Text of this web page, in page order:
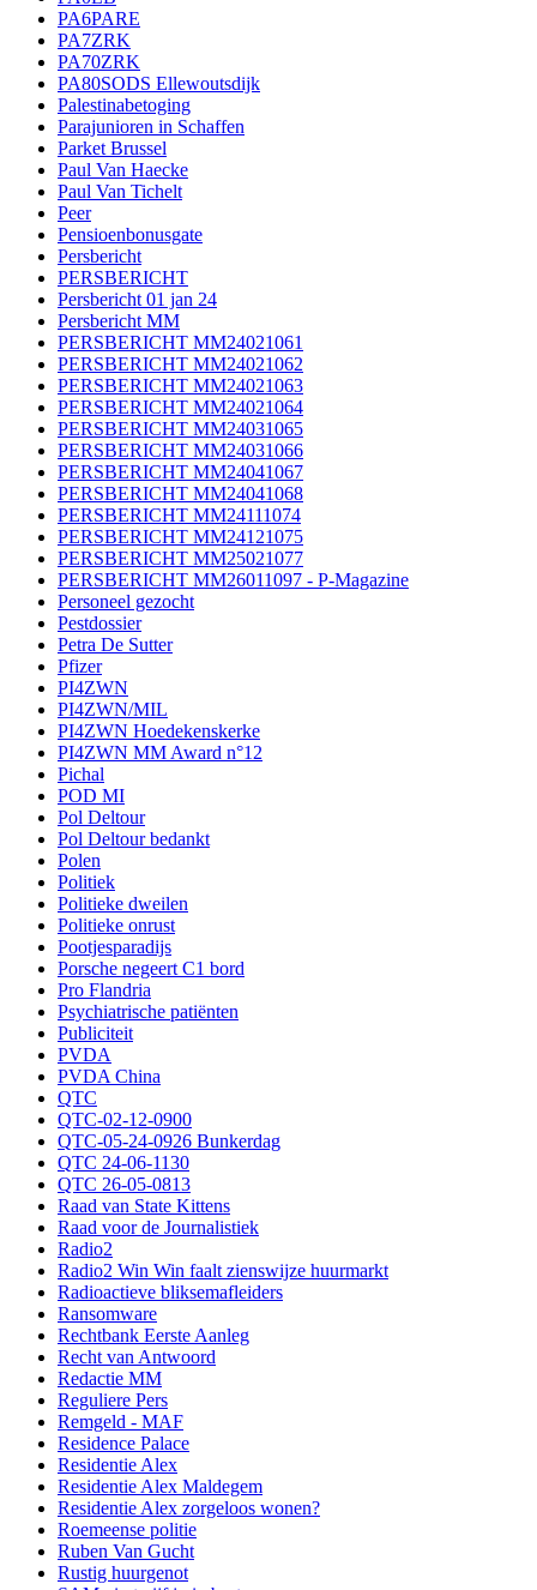
PA6PARE
PA7ZRK
PA70ZRK
PA80SODS Ellewoutsdijk
Palestinabetoging
Parajunioren in Schaffen
Parket Brussel
Paul Van Haecke
Paul Van Tichelt
Peer
Pensioenbonusgate
Persbericht
PERSBERICHT
Persbericht 01 jan 24
Persbericht MM
PERSBERICHT MM24021061
PERSBERICHT MM24021062
PERSBERICHT MM24021063
PERSBERICHT MM24021064
PERSBERICHT MM24031065
PERSBERICHT MM24031066
PERSBERICHT MM24041067
PERSBERICHT MM24041068
PERSBERICHT MM24111074
PERSBERICHT MM24121075
PERSBERICHT MM25021077
PERSBERICHT MM26011097 - P-Magazine
Personeel gezocht
Pestdossier
Petra De Sutter
Pfizer
PI4ZWN
PI4ZWN/MIL
PI4ZWN Hoedekenskerke
PI4ZWN MM Award n°12
Pichal
POD MI
Pol Deltour
Pol Deltour bedankt
Polen
Politiek
Politieke dweilen
Politieke onrust
Pootjesparadijs
Porsche negeert C1 bord
Pro Flandria
Psychiatrische patiënten
Publiciteit
PVDA
PVDA China
QTC
QTC-02-12-0900
QTC-05-24-0926 Bunkerdag
QTC 24-06-1130
QTC 26-05-0813
Raad van State Kittens
Raad voor de Journalistiek
Radio2
Radio2 Win Win faalt zienswijze huurmarkt
Radioactieve bliksemafleiders
Ransomware
Rechtbank Eerste Aanleg
Recht van Antwoord
Redactie MM
Reguliere Pers
Remgeld - MAF
Residence Palace
Residentie Alex
Residentie Alex Maldegem
Residentie Alex zorgeloos wonen?
Roemeense politie
Ruben Van Gucht
Rustig huurgenot